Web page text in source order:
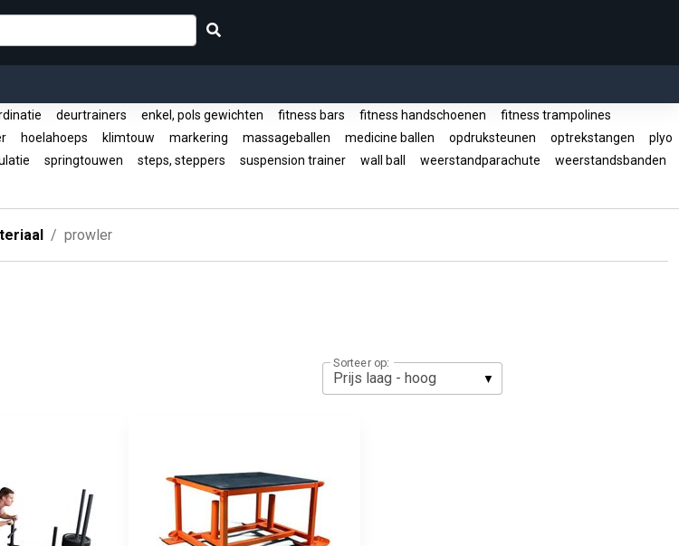
deurtrainers enkel, pols gewichten fitness bars fitness handschoenen
fitness trampolines
hoelahoeps klimtouw markering massageballen medicine ballen opdruksteunen optrekstangen
plyo
springtouwen steps, steppers suspension trainer wall ball weerstandparachute
weerstandsbanden
prowler
Sorteer op: